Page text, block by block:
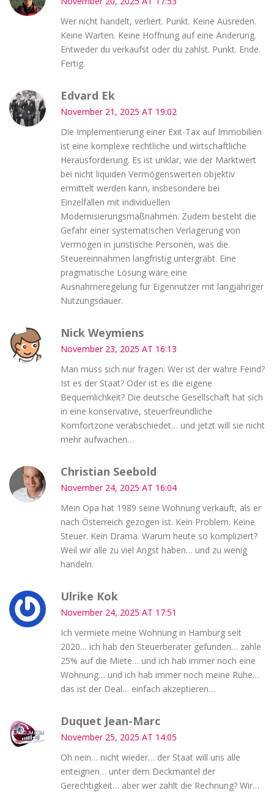
Wer nicht handelt, verliert. Punkt. Keine Ausreden.
Keine Warten. Keine Hoffnung auf eine Änderung.
Entweder du verkaufst oder du zahlst. Punkt. Ende.
Fertig.
Edvard Ek
November 21, 2025 AT 19:02
Die Implementierung einer Exit-Tax auf Immobilien
ist eine komplexe rechtliche und wirtschaftliche
Herausforderung. Es ist unklar, wie der Marktwert
bei nicht liquiden Vermögenswerten objektiv
ermittelt werden kann, insbesondere bei
Einzelfällen mit individuellen
Modernisierungsmaßnahmen. Zudem besteht die
Gefahr einer systematischen Verlagerung von
Vermögen in juristische Personen, was die
Steuereinnahmen langfristig untergräbt. Eine
pragmatische Lösung wäre eine
Ausnahmeregelung für Eigennutzer mit langjähriger
Nutzungsdauer.
Nick Weymiens
November 23, 2025 AT 16:13
Man muss sich nur fragen: Wer ist der wahre Feind?
Ist es der Staat? Oder ist es die eigene
Bequemlichkeit? Die deutsche Gesellschaft hat sich
in eine konservative, steuerfreundliche
Komfortzone verabschiedet… und jetzt will sie nicht
mehr aufwachen…
Christian Seebold
November 24, 2025 AT 16:04
Mein Opa hat 1989 seine Wohnung verkauft, als er
nach Österreich gezogen ist. Kein Problem. Keine
Steuer. Kein Drama. Warum heute so kompliziert?
Weil wir alle zu viel Angst haben… und zu wenig
handeln.
Ulrike Kok
November 24, 2025 AT 17:51
Ich vermiete meine Wohnung in Hamburg seit
2020… ich hab den Steuerberater gefunden… zahle
25% auf die Miete… und ich hab immer noch eine
Wohnung… und ich hab immer noch meine Ruhe…
das ist der Deal… einfach akzeptieren…
Duquet Jean-Marc
November 25, 2025 AT 14:05
Oh nein… nicht wieder… der Staat will uns alle
enteignen… unter dem Deckmantel der
Gerechtigkeit… aber wer zahlt die Rechnung? Wir…